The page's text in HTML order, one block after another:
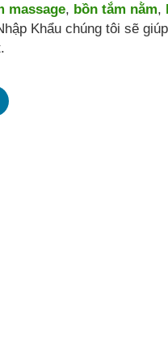
massage, bồn tắm nằm,
Khẩu chúng tôi sẽ